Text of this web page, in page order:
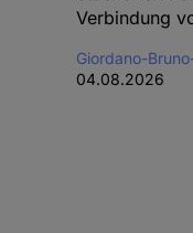
Verbindung
Giordano-
04.08.2026